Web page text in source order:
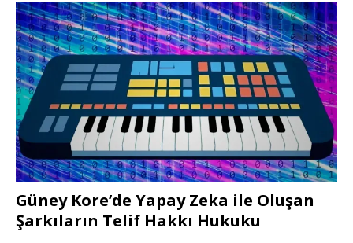
Güney Kore’de Yapay Zeka ile Oluşan
Şarkıların Telif Hakkı Hukuku